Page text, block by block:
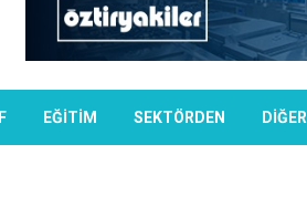
EĞİTİM SEKTÖRDEN DIĞER